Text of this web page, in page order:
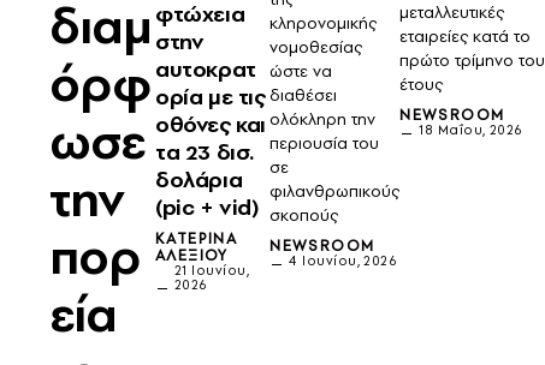
διαμ
όρφ
ωσε
την
πορ
εία
φτώχεια
στην
αυτοκρατ
ορία με τις
οθόνες και
τα 23 δισ.
δολάρια
(pic + vid)
ΚΑΤΕΡΊΝΑ
ΑΛΕΞΊΟΥ
21 Ιουνίου,
2026
κληρονομικής
νομοθεσίας
ώστε να
διαθέσει
ολόκληρη την
περιουσία του
σε
φιλανθρωπικούς
σκοπούς
NEWSROOM
4 Ιουνίου, 2026
μεταλλευτικές
εταιρείες κατά το
πρώτο τρίμηνο του
έτους
NEWSROOM
18 Μαΐου, 2026